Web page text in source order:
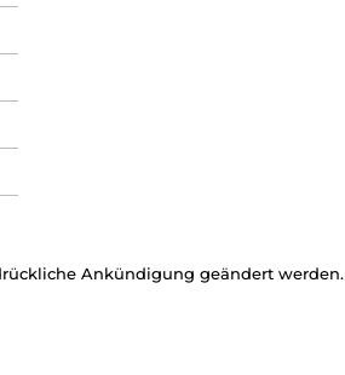
Ankündigung geändert werden.